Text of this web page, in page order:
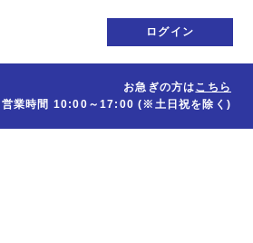
ログイン
お急ぎの方はこちら
営業時間 10:00～17:00(※土日祝を除く)